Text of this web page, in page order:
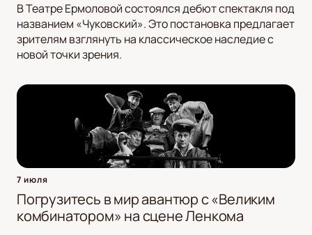
В Театре Ермоловой состоялся дебют спектакля под
названием «Чуковский». Это постановка предлагает
зрителям взглянуть на классическое наследие с
новой точки зрения.
7 июля
Погрузитесь в мир авантюр с «Великим
комбинатором» на сцене Ленкома